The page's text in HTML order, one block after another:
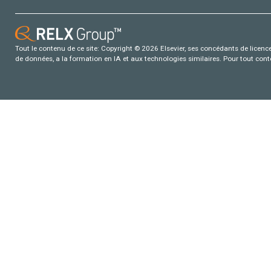
Tout le contenu de ce site: Copyright © 2026 Elsevier, ses concédants de
de données, a la formation en IA et aux technologies similaires. Pour tout